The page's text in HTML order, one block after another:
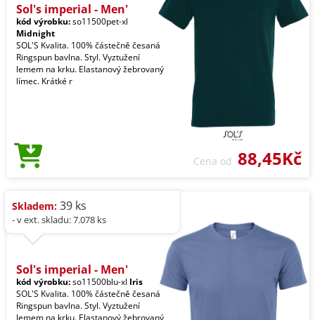
Sol's imperial - Men'
kód výrobku:so11500pet-xl
Midnight
SOL'S Kvalita. 100% částečně česaná
Ringspun bavlna. Styl. Vyztužení
lemem na krku. Elastanový žebrovaný
límec. Krátké r
Cena od 88,45Kč
Skladem: 39 ks
- v ext. skladu: 7.078 ks
Sol's imperial - Men'
kód výrobku:so11500blu-xl Iris
SOL'S Kvalita. 100% částečně česaná
Ringspun bavlna. Styl. Vyztužení
lemem na krku. Elastanový žebrovaný